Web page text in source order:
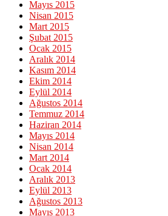
Mayıs 2015
Nisan 2015
Mart 2015
Şubat 2015
Ocak 2015
Aralık 2014
Kasım 2014
Ekim 2014
Eylül 2014
Ağustos 2014
Temmuz 2014
Haziran 2014
Mayıs 2014
Nisan 2014
Mart 2014
Ocak 2014
Aralık 2013
Eylül 2013
Ağustos 2013
Mayıs 2013